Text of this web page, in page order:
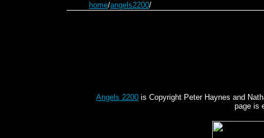
home/angels2200/
Angels 2200 is Copyright Peter Haynes and
page is